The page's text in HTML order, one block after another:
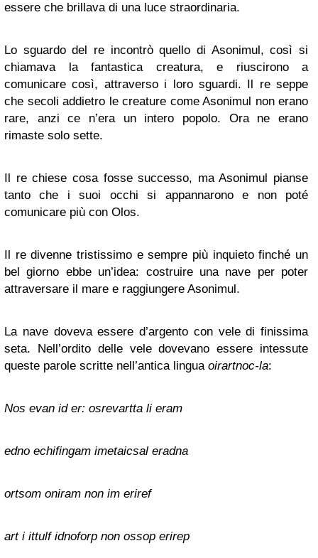
essere che brillava di una luce straordinaria.
Lo sguardo del re incontrò quello di Asonimul, così si
chiamava la fantastica creatura, e riuscirono a
comunicare così, attraverso i loro sguardi. Il re seppe
che secoli addietro le creature come Asonimul non erano
rare, anzi ce n’era un intero popolo. Ora ne erano
rimaste solo sette.
Il re chiese cosa fosse successo, ma Asonimul pianse
tanto che i suoi occhi si appannarono e non poté
comunicare più con Olos.
Il re divenne tristissimo e sempre più inquieto finché un
bel giorno ebbe un’idea: costruire una nave per poter
attraversare il mare e raggiungere Asonimul.
La nave doveva essere d’argento con vele di finissima
seta. Nell’ordito delle vele dovevano essere intessute
queste parole scritte nell’antica lingua oirartnoc-la:
Nos evan id er: osrevartta li eram
edno echifingam imetaicsal eradna
ortsom oniram non im eriref
art i ittulf idnoforp non ossop erirep